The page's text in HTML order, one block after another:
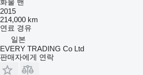
화물 밴
2015
214,000 km
연료 경유
일본
EVERY TRADING Co Ltd
판매자에게 연락